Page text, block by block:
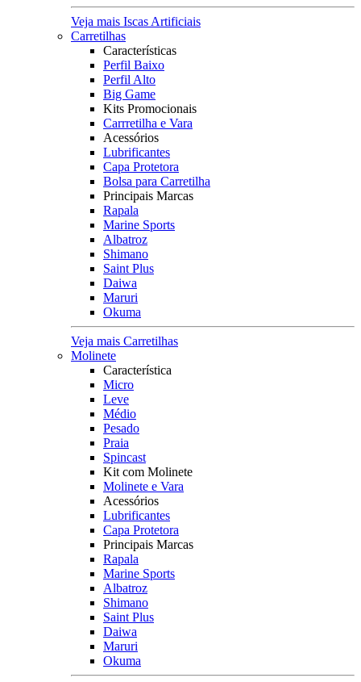
Veja mais Iscas Artificiais
Carretilhas
Características
Perfil Baixo
Perfil Alto
Big Game
Kits Promocionais
Carrretilha e Vara
Acessórios
Lubrificantes
Capa Protetora
Bolsa para Carretilha
Principais Marcas
Rapala
Marine Sports
Albatroz
Shimano
Saint Plus
Daiwa
Maruri
Okuma
Veja mais Carretilhas
Molinete
Característica
Micro
Leve
Médio
Pesado
Praia
Spincast
Kit com Molinete
Molinete e Vara
Acessórios
Lubrificantes
Capa Protetora
Principais Marcas
Rapala
Marine Sports
Albatroz
Shimano
Saint Plus
Daiwa
Maruri
Okuma